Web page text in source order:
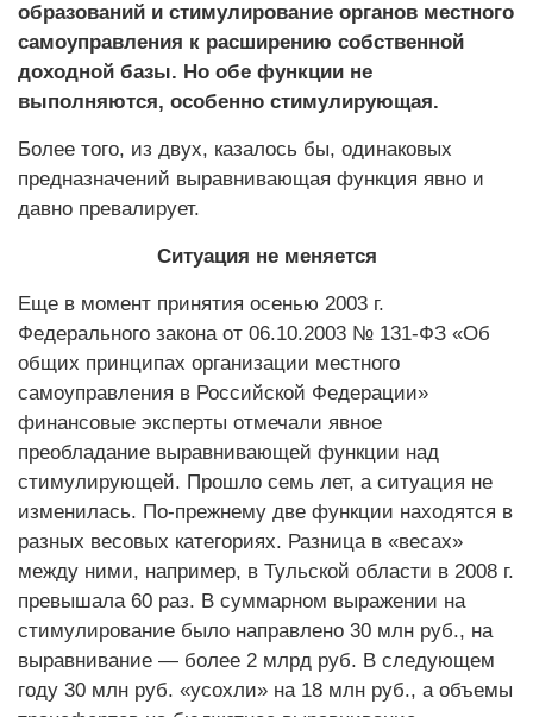
образований и стимулирование органов местного
самоуправления к расширению собственной
доходной базы. Но обе функции не
выполняются, особенно стимулирующая.
Более того, из двух, казалось бы, одинаковых
предназначений выравнивающая функция явно и
давно превалирует.
Ситуация не меняется
Еще в момент принятия осенью 2003 г.
Федерального закона от 06.10.2003 № 131-ФЗ «Об
общих принципах организации местного
самоуправления в Российской Федерации»
финансовые эксперты отмечали явное
преобладание выравнивающей функции над
стимулирующей. Прошло семь лет, а ситуация не
изменилась. По-прежнему две функции находятся в
разных весовых категориях. Разница в «весах»
между ними, например, в Тульской области в 2008 г.
превышала 60 раз. В суммарном выражении на
стимулирование было направлено 30 млн руб., на
выравнивание — более 2 млрд руб. В следующем
году 30 млн руб. «усохли» на 18 млн руб., а объемы